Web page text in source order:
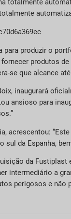
totalmente
produzir o
produtos
se que alcance
inaugurará
ansioso para
acrescentou:
sul da Espanha,
da
intermediário a
perigosos e